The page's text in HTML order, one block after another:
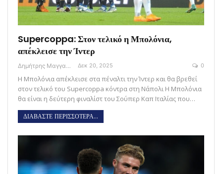
Supercoppa: Στον τελικό η Μπολόνια,
απέκλεισε την Ίντερ
Δημήτρης Μαγγανάρης Δεκ 20, 2025 0
Η Μπολόνια απέκλεισε στα πέναλτι την Ίντερ και θα βρεθεί
στον τελικό του Supercoppa κόντρα στη Νάπολι Η Μπολόνια
θα είναι η δεύτερη φιναλίστ του Σούπερ Καπ Ιταλίας που…
ΔΙΑΒΑΣΤΕ ΠΕΡΙΣΣΟΤΕΡΑ...